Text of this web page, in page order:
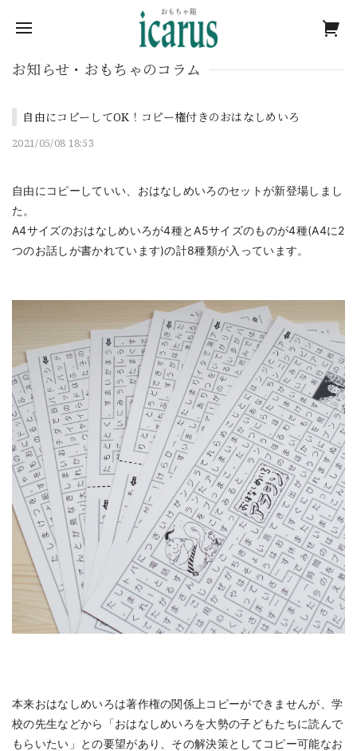
お知らせ・おもちゃのコラム
自由にコピーしてOK！コピー権付きのおはなしめいろ
2021/05/08 18:53
自由にコピーしていい、おはなしめいろのセットが新登場しまし
た。
A4サイズのおはなしめいろが4種とA5サイズのものが4種(A4に2
つのお話しが書かれています)の計8種類が入っています。
本来おはなしめいろは著作権の関係上コピーができませんが、学
校の先生などから「おはなしめいろを大勢の子どもたちに読んで
もらいたい」との要望があり、その解決策としてコピー可能なお